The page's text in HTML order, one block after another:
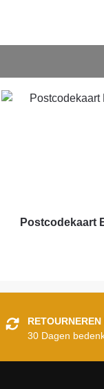
Postcodekaart
30 Dagen